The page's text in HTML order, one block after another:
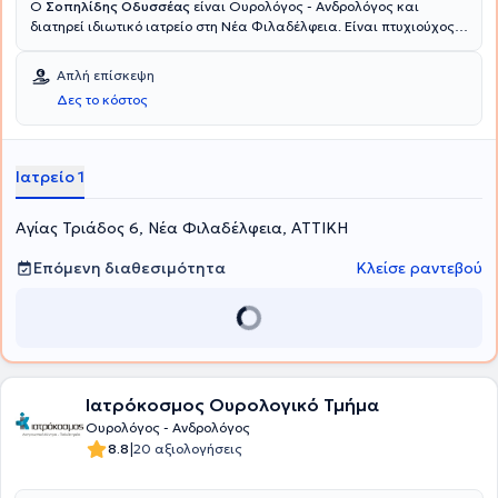
Ο Σοπηλίδης Οδυσσέας είναι Ουρολόγος - Ανδρολόγος και
διατηρεί ιδιωτικό ιατρείο στη Νέα Φιλαδέλφεια. Είναι πτυχιούχος
ειδικεύτηκε στην Ουρολογία στη Β' Πανεπιστημιακή Κλινική του
Γενικού Νοσοκομείου Αττικής "Σισμανόγλειο" και ολοκλήρωσε την
μετεκπαίδευση του στο Λονδίνο. Το ερευνητικό του ενδιαφέρον
εστιάζεται στη Λαπαρασκοπική Χειρουργική, στην Ενουρολογία και
Ελληνικής Ουρολογικής Εταιρείας.
Απλή επίσκεψη
Δες το κόστος
Ιατρείο 1
Αγίας Τριάδος 6, Νέα Φιλαδέλφεια, ΑΤΤΙΚΗ
Επόμενη διαθεσιμότητα
Κλείσε ραντεβού
Ιατρόκοσμος Ουρολογικό Τμήμα
Ουρολόγος - Ανδρολόγος
8.8|20 αξιολογήσεις